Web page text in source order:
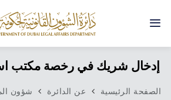
إدخال شريك في رخصة مكتب
الصفحة الرئيسية عن الدائرة
شؤون